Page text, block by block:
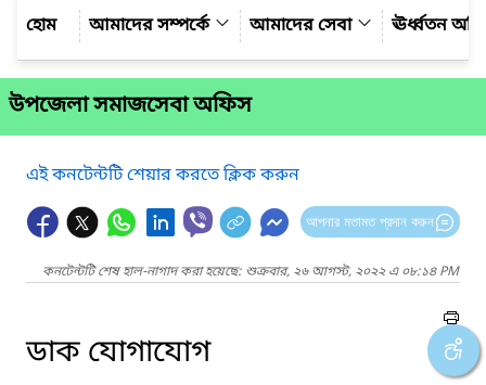
আমাদের সম্পর্কে
আমাদের সেবা ঊর্ধ্বতন
উপজেলা সমাজসেবা অফিস
এই কনটেন্টটি শেয়ার করতে ক্লিক করুন
আপনার মতামত প্রদান করুন
কনটেন্টটি শেষ হাল-নাগাদ করা হয়েছে: শুক্রবার, ২৬ আগস্ট, ২০২২ এ ০৮:১৪ PM
ডাক যোগাযোগ